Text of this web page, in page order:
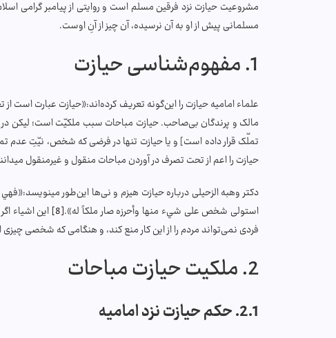
مشروعیت حیازت نزد فرقین مسلّم است و روایتی از پیامبر گرامی
مسلمانى پيش از او به آن نرسيده، آن چيز از آنِ اوست.
1. مفهوم‌شناسی حیازت
علماء امامیه حیازت را این‌گونه تعریف کرده‌اند:«حيازت عبارت
مالک و پرندگان بى‌صاحب. حيازت مباحات سبب ملكيّت است؛ ليكن
تملّک قرار داده است] و يا حيازت تنها در فرضى كه شخص، نيّتِ‌
حیازت را اعم از تحت تصرف در آوردن مباحات منقول و غیرمنقول
دکتر وهبه الزحیلی درباره حیازت هیزم و نی‌ها این‌طور
استولى شخص على شيء منها وأحرزه صار ملكاً له».[8]
این اشیاء
فردی نمی‌تواند مردم را از این کار منع کند، و هنگامی که شخصی
2. ملکیت حیازت مباحات
2.1. حکم حیازت نزد امامیه